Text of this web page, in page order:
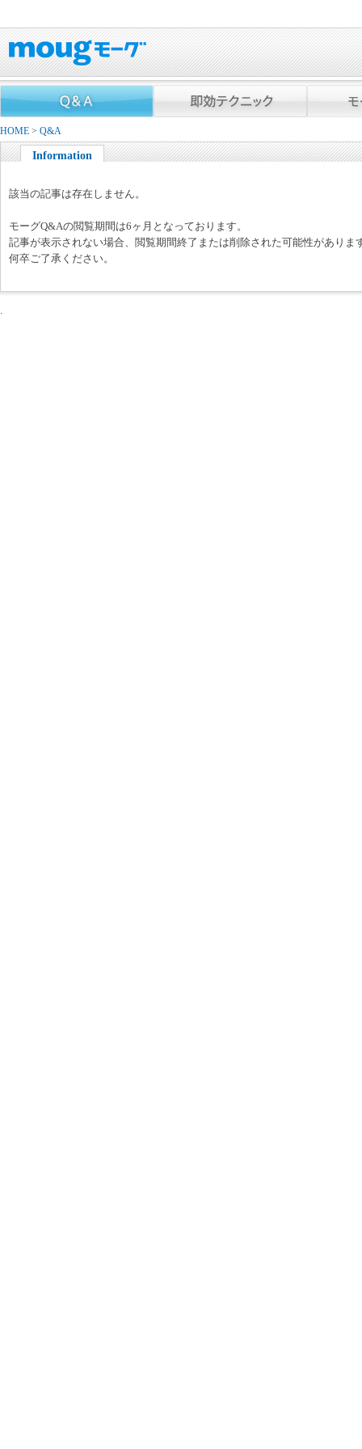
HOME > Q&A
Information
該当の記事は存在しません。
モーグQ&Aの閲覧期間は6ヶ月となっております。
記事が表示されない場合、閲覧期間終了または削除された可能性がありま
何卒ご了承ください。